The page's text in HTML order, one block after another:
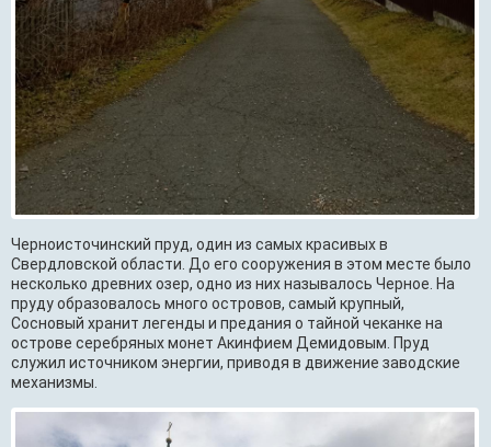
Черноисточинский пруд, один из самых красивых в
Свердловской области. До его сооружения в этом месте было
несколько древних озер, одно из них называлось Черное. На
пруду образовалось много островов, самый крупный,
Сосновый хранит легенды и предания о тайной чеканке на
острове серебряных монет Акинфием Демидовым. Пруд
служил источником энергии, приводя в движение заводские
механизмы.